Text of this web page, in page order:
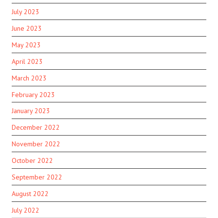
July 2023
June 2023
May 2023
April 2023
March 2023
February 2023
January 2023
December 2022
November 2022
October 2022
September 2022
August 2022
July 2022